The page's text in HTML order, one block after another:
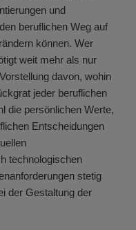
und
beruflichen Weg auf
können. Wer
weit mehr als nur
davon, wohin
jeder beruflichen
die persönlichen Werte,
Entscheidungen
technologischen
stetig
der Gestaltung der